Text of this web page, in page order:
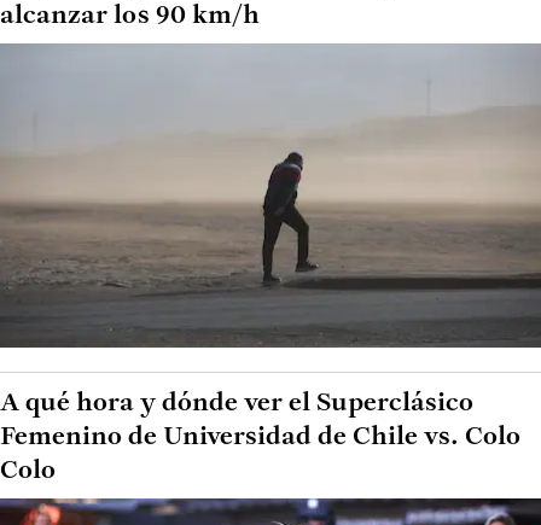
alcanzar los 90 km/h
A qué hora y dónde ver el Superclásico
Femenino de Universidad de Chile vs. Colo
Colo